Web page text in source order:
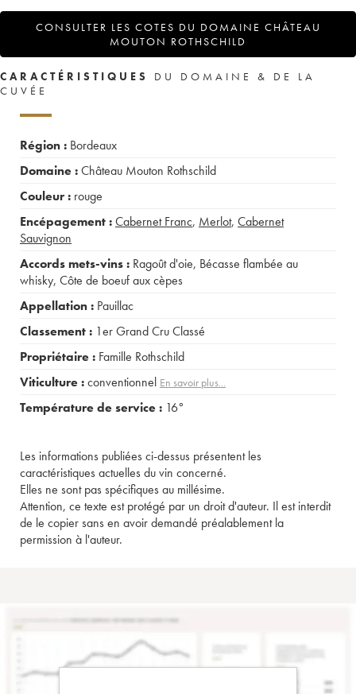
CONSULTER LES COTES DU DOMAINE CHÂTEAU
MOUTON ROTHSCHILD
CARACTÉRISTIQUES
DU DOMAINE & DE LA
CUVÉE
Région : Bordeaux
Domaine :Château Mouton Rothschild
Couleur : rouge
Encépagement :Cabernet Franc, Merlot, Cabernet
Sauvignon
Accords mets-vins : Ragoût d'oie, Bécasse flambée au
whisky, Côte de boeuf aux cèpes
Appellation : Pauillac
Classement : 1er Grand Cru Classé
Propriétaire : Famille Rothschild
Viticulture :conventionnel En savoir plus...
Température de service : 16°
Les informations publiées ci-dessus présentent les
caractéristiques actuelles du vin concerné.
Elles ne sont pas spécifiques au millésime.
Attention, ce texte est protégé par un droit d'auteur. Il est interdit
de le copier sans en avoir demandé préalablement la
permission à l'auteur.